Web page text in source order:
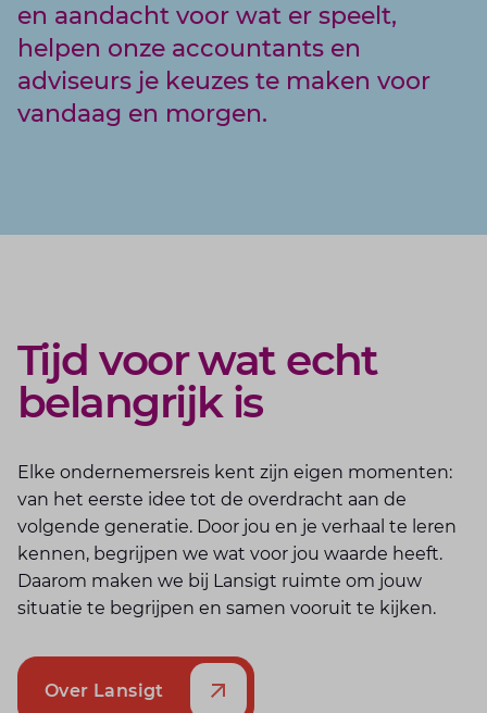
en aandacht voor wat er speelt,
helpen onze accountants en
adviseurs je keuzes te maken voor
vandaag en morgen.
Tijd voor wat echt
belangrijk is
Elke ondernemersreis kent zijn eigen momenten:
van het eerste idee tot de overdracht aan de
volgende generatie. Door jou en je verhaal te leren
kennen, begrijpen we wat voor jou waarde heeft.
Daarom maken we bij Lansigt ruimte om jouw
situatie te begrijpen en samen vooruit te kijken.
Over Lansigt